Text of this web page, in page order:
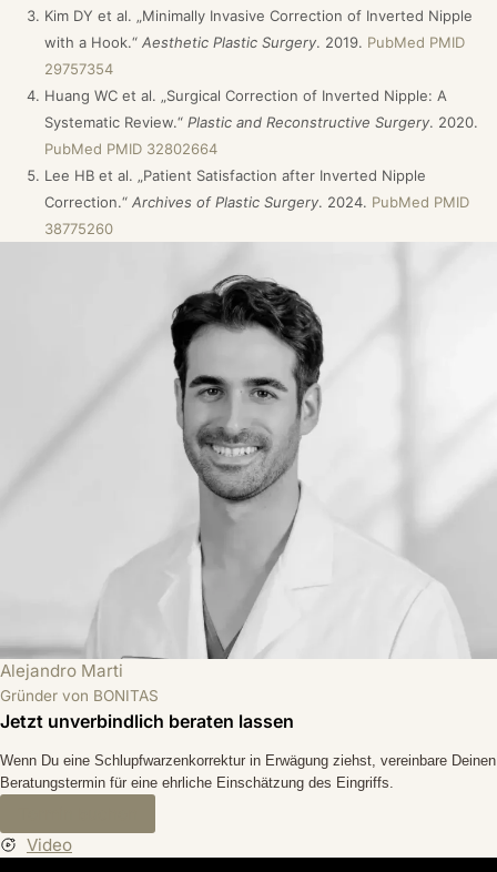
Kim DY et al. „Minimally Invasive Correction of Inverted Nipple
with a Hook.“ Aesthetic Plastic Surgery. 2019. PubMed PMID
29757354
Huang WC et al. „Surgical Correction of Inverted Nipple: A
Systematic Review.“ Plastic and Reconstructive Surgery. 2020.
PubMed PMID 32802664
Lee HB et al. „Patient Satisfaction after Inverted Nipple
Correction.“ Archives of Plastic Surgery. 2024. PubMed PMID
38775260
Alejandro Marti
Gründer von BONITAS
Jetzt unverbindlich beraten lassen
Wenn Du eine Schlupfwarzenkorrektur in Erwägung ziehst, vereinbare Deinen
Beratungstermin für eine ehrliche Einschätzung des Eingriffs.
Video